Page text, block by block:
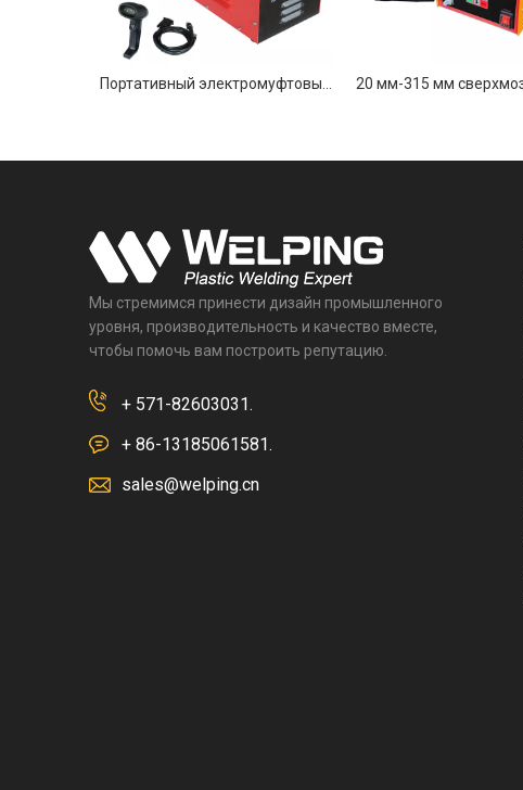
Мы стремимся принести дизайн промышленного
уровня, производительность и качество вместе,
чтобы помочь вам построить репутацию.
+ 571-82603031.
+ 86-13185061581.
sales@welping.cn